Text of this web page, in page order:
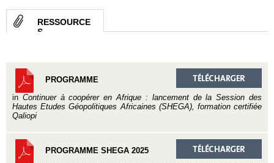
RESSOURCE
S
PROGRAMME
in Continuer à coopérer en Afrique : lancement de la Session des
Hautes Etudes Géopolitiques Africaines (SHEGA), formation certifiée
Qaliopi
PROGRAMME SHEGA 2025